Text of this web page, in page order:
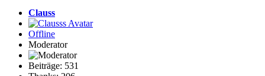
Clauss
Offline
Moderator
Beiträge: 531